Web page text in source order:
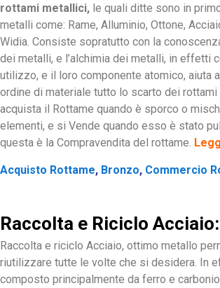
rottami metallici, le quali ditte sono in
metalli come: Rame, Alluminio, Ottone,
Widia. Consiste sopratutto con la
dei metalli, e l’alchimia dei metalli, in effetti
utilizzo, e il loro componente atomico, aiuta
ordine di materiale tutto lo scarto dei rottami
acquista il Rottame quando è sporco o
elementi, e si Vende quando esso è stato
questa è la Compravendita del rottame.
Acquisto Rottame, Bronzo, Commercio
Raccolta e Riciclo Acciaio:
Raccolta e riciclo Acciaio, ottimo metallo
riutilizzare tutte le volte che si desidera. In
composto principalmente da ferro e